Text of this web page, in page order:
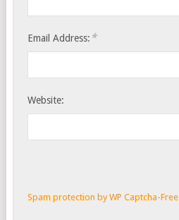
Email Address: *
Website:
Spam protection by WP Captcha-Free